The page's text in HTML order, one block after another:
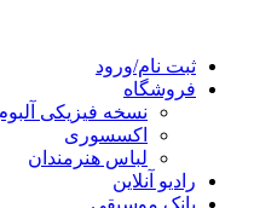
ثبت نام/ورود
فروشگاه
نسخه فیزیکی
اکسسوری
لباس هنرمندان
رادیو آنلاین
بانک موسیقی